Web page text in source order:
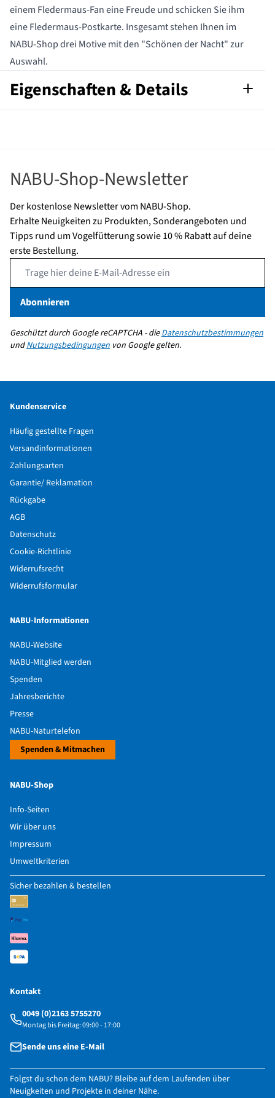
einem Fledermaus-Fan eine Freude und schicken Sie ihm
eine Fledermaus-Postkarte. Insgesamt stehen Ihnen im
NABU-Shop drei Motive mit den "Schönen der Nacht" zur
Auswahl.
Eigenschaften & Details
NABU-Shop-Newsletter
Der kostenlose Newsletter vom NABU-Shop.
Erhalte Neuigkeiten zu Produkten, Sonderangeboten und
Tipps rund um Vogelfütterung sowie 10 % Rabatt auf deine
erste Bestellung.
Abonnieren
Geschützt durch Google reCAPTCHA - dieDatenschutzbestimmungen
undNutzungsbedingungen von Google gelten.
Kundenservice
Häufig gestellte Fragen
Versandinformationen
Zahlungsarten
Garantie/ Reklamation
Rückgabe
AGB
Datenschutz
Cookie-Richtlinie
Widerrufsrecht
Widerrufsformular
NABU-Informationen
NABU-Website
NABU-Mitglied werden
Spenden
Jahresberichte
Presse
NABU-Naturtelefon
Spenden & Mitmachen
NABU-Shop
Info-Seiten
Wir über uns
Impressum
Umweltkriterien
Sicher bezahlen & bestellen
Kontakt
0049 (0)2163 5755270
Montag bis Freitag: 09:00 - 17:00
Sende uns eine E-Mail
Folgst du schon dem NABU? Bleibe auf dem Laufenden über
Neuigkeiten und Projekte in deiner Nähe.